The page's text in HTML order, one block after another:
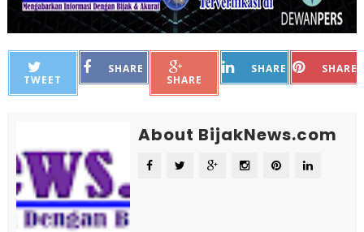
TWEET
SHARE
SHARE
SHARE SHARE
About BijakNews.com